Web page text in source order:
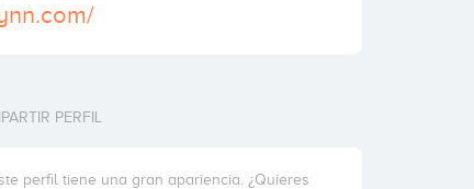
PERFIL
perfil tiene una gran apariencia. ¿Quieres